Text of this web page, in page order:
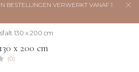
BESTELLINGEN VERWERKT VANAF 1
130 x 200 cm
x 200 cm
(0)